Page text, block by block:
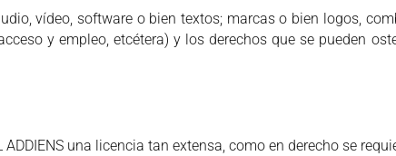
vídeo, software o bien textos; marcas o bien logos,
y empleo, etcétera) y los derechos que se pueden
una licencia tan extensa, como en derecho se